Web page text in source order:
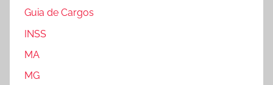
Guia de Cargos
INSS
MA
MG